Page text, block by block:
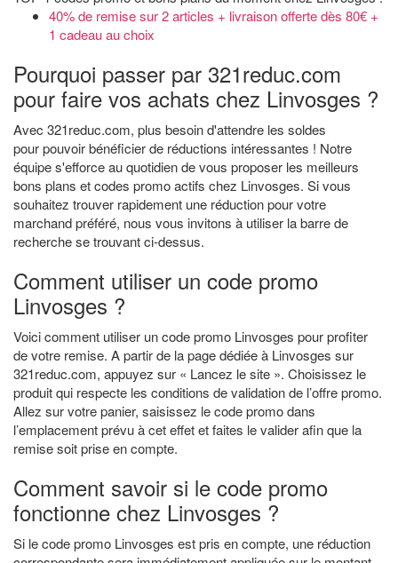
40% de remise sur 2 articles + livraison offerte dès 80€ +
1 cadeau au choix
Pourquoi passer par 321reduc.com
pour faire vos achats chez Linvosges ?
Avec 321reduc.com, plus besoin d'attendre les soldes
pour pouvoir bénéficier de réductions intéressantes ! Notre
équipe s'efforce au quotidien de vous proposer les meilleurs
bons plans et codes promo actifs chez Linvosges. Si vous
souhaitez trouver rapidement une réduction pour votre
marchand préféré, nous vous invitons à utiliser la barre de
recherche se trouvant ci-dessus.
Comment utiliser un code promo
Linvosges ?
Voici comment utiliser un code promo Linvosges pour profiter
de votre remise. A partir de la page dédiée à Linvosges sur
321reduc.com, appuyez sur « Lancez le site ». Choisissez le
produit qui respecte les conditions de validation de l’offre promo.
Allez sur votre panier, saisissez le code promo dans
l’emplacement prévu à cet effet et faites le valider afin que la
remise soit prise en compte.
Comment savoir si le code promo
fonctionne chez Linvosges ?
Si le code promo Linvosges est pris en compte, une réduction